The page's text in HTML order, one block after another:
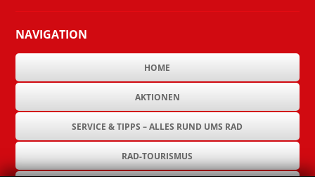
NAVIGATION
HOME
AKTIONEN
SERVICE & TIPPS – ALLES RUND UMS RAD
RAD-TOURISMUS